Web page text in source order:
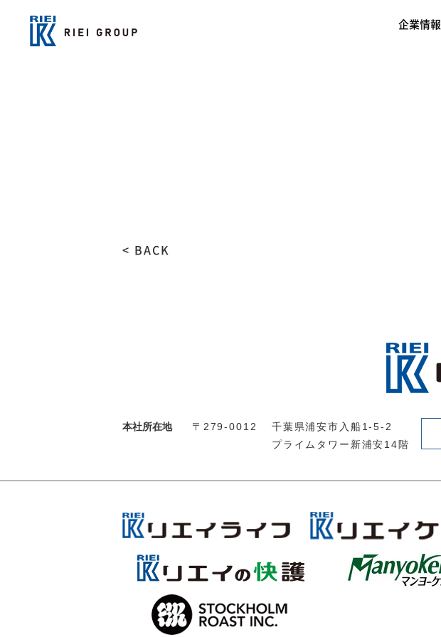
企業情報
< BACK
本社所在地 〒279-0012
千葉県浦安市入船1-5-2
プライムタワー新浦安14階